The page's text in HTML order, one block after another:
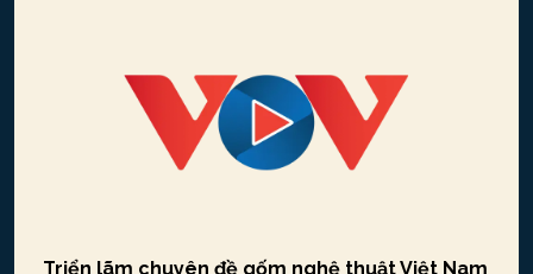
Triển lãm chuyên đề gốm nghệ thuật Việt Nam